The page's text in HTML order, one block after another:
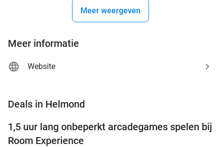
Meer weergeven
Meer informatie
Website
Deals in Helmond
46%
TODAY
1,5 uur lang onbeperkt arcadegames spelen bij
Room Experience